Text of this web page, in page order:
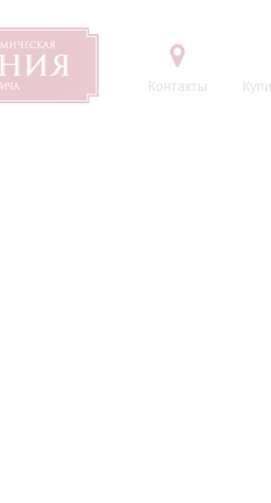
Контакты